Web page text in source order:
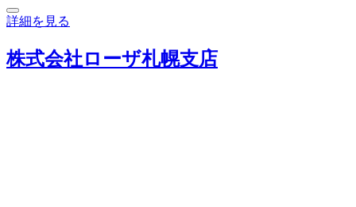
詳細を見る
株式会社ローザ札幌支店